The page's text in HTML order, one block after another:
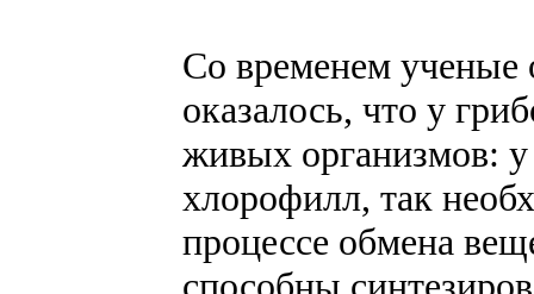
Со временем ученые
оказалось, что у
живых организмов: у
хлорофилл, так
процессе обмена